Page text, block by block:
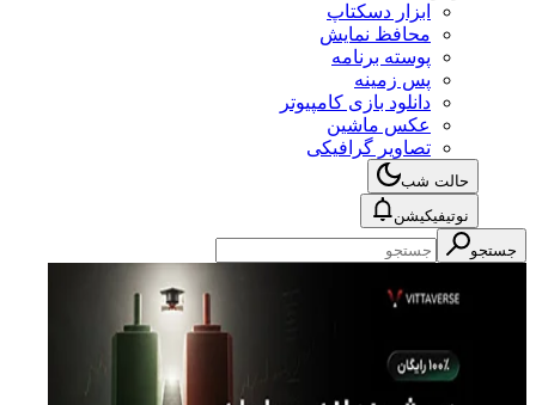
ابزار دسکتاپ
محافظ نمایش
پوسته برنامه
پس زمینه
دانلود بازی کامپیوتر
عکس ماشین
تصاویر گرافیکی
حالت شب
نوتیفیکیشن
جستجو